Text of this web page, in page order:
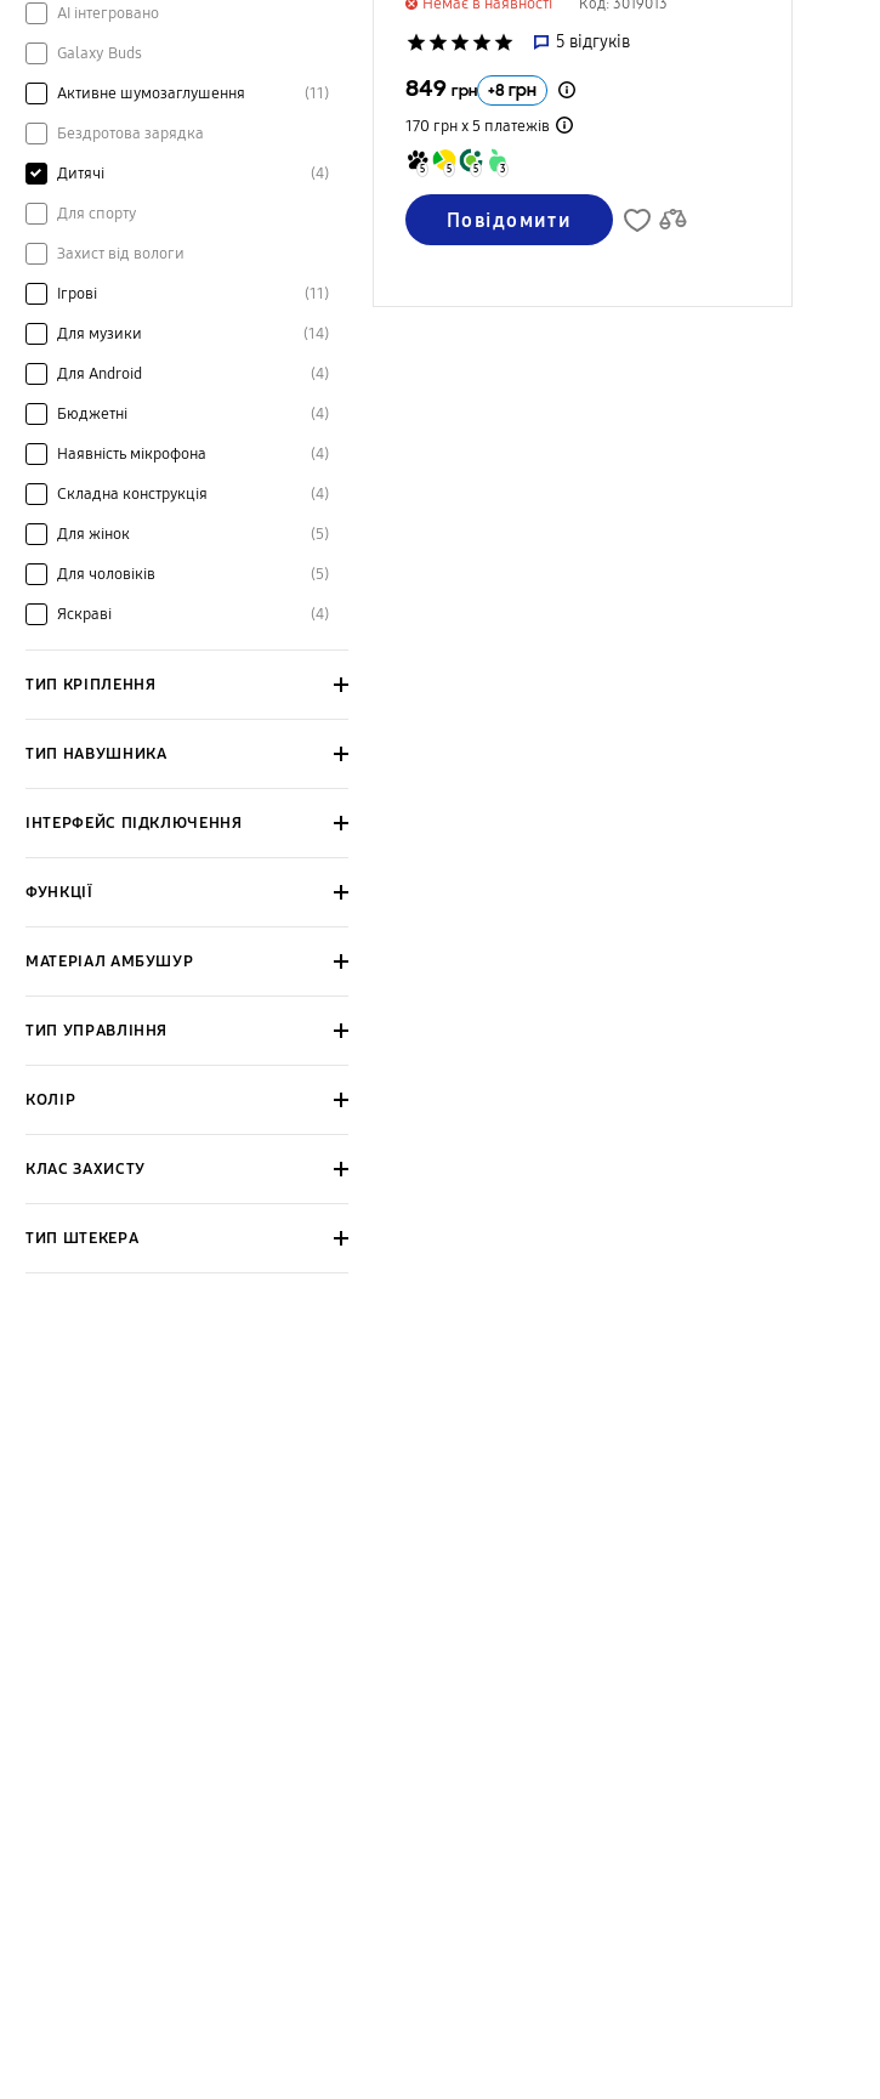
AI інтегровано
Galaxy Buds
Активне шумозаглушення (11)
Бездротова зарядка
Дитячі (4)
Для спорту
Захист від вологи
Ігрові (11)
Для музики (14)
Для Android (4)
Бюджетні (4)
Наявність мікрофона (4)
Складна конструкція (4)
Для жінок (5)
Для чоловіків (5)
Яскраві (4)
ТИП КРІПЛЕННЯ
ТИП НАВУШНИКА
ІНТЕРФЕЙС ПІДКЛЮЧЕННЯ
ФУНКЦІЇ
МАТЕРІАЛ АМБУШУР
ТИП УПРАВЛІННЯ
КОЛІР
КЛАС ЗАХИСТУ
ТИП ШТЕКЕРА
Код: 3019013
star star star star star 5 відгуків
849 грн +8грн
170 грн х 5 платежів
5 5 5 3
Повідомити